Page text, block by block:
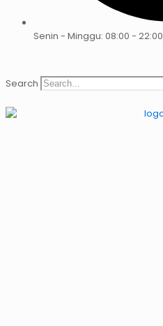
Senin - Minggu: 08:00 - 22:00
Search